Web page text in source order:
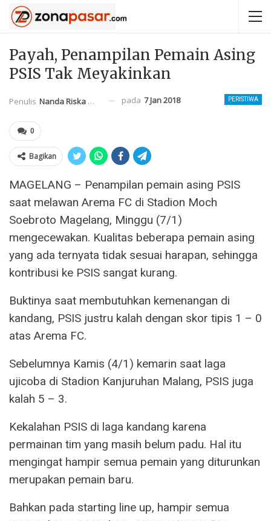
Payah, Penampilan Pemain Asing
PSIS Tak Meyakinkan
PERISTIWA
Penulis Nanda Riska Mahendra pada 7 Jan 2018
0
Bagikan
MAGELANG – Penampilan pemain asing PSIS
saat melawan Arema FC di Stadion Moch
Soebroto Magelang, Minggu (7/1)
mengecewakan. Kualitas beberapa pemain asing
yang ada ternyata tidak sesuai harapan, sehingga
kontribusi ke PSIS sangat kurang.
Buktinya saat membutuhkan kemenangan di
kandang, PSIS justru kalah dengan skor tipis 1 – 0
atas Arema FC.
Sebelumnya Kamis (4/1) kemarin saat laga
ujicoba di Stadion Kanjuruhan Malang, PSIS juga
kalah 5 – 3.
Kekalahan PSIS di laga kandang karena
permainan tim yang masih belum padu. Hal itu
mengingat hampir semua pemain yang diturunkan
merupakan pemain baru.
Bahkan pada starting line up, hampir semua